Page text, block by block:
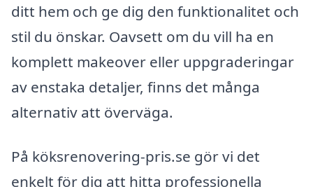
ditt hem och ge dig den funktionalitet och
stil du önskar. Oavsett om du vill ha en
komplett makeover eller uppgraderingar
av enstaka detaljer, finns det många
alternativ att överväga.
På köksrenovering-pris.se gör vi det
enkelt för dig att hitta professionella